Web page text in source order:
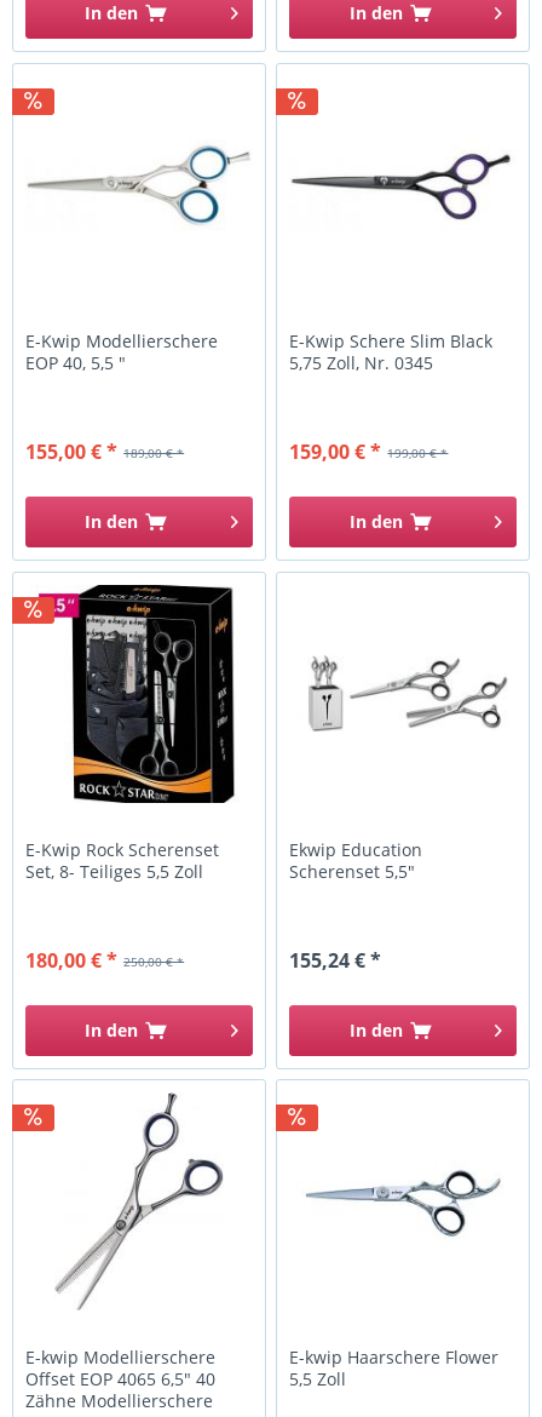
In den In den
E-Kwip Modellierschere
EOP 40, 5,5 "
189,00 € *
155,00 € *
In den
E-Kwip Schere Slim Black
5,75 Zoll, Nr. 0345
199,00 € *
159,00 € *
In den
E-Kwip Rock Scherenset
Set, 8- Teiliges 5,5 Zoll
250,00 € *
180,00 € *
In den
Ekwip Education
Scherenset 5,5"
155,24 € *
In den
E-kwip Modellierschere
Offset EOP 4065 6,5" 40
Zähne Modellierschere
E-kwip Haarschere Flower
5,5 Zoll